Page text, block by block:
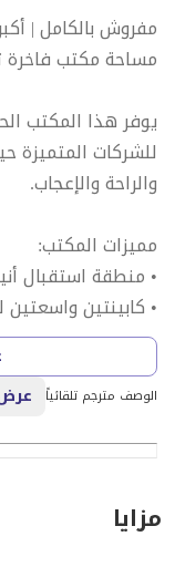
مفروش بالكامل |
مساحة مكتب فاخرة
يوفر هذا المكتب
للشركات المتميزة
والراحة والإعجاب.
مميزات المكتب:
• منطقة استقبال
• كابينتين واسعتين
• غرفتا اجتماعات
• مطبخ صغير مُجدد
• دورات مياه مُجددة
• موقع مناسب في
الوصف مترجم تلقائياً
مزايا